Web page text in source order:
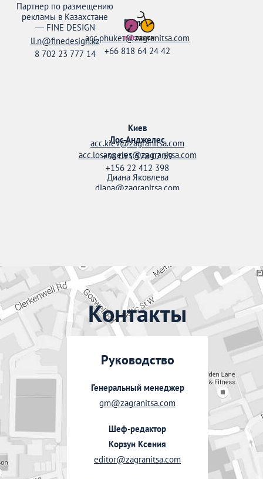
Партнер по размещению
рекламы в Казахстане
— FINE DESIGN
li.n@finedesign.kz
8 702 23 777 14
Пхукет
acc.phuket@zagranitsa.com
+66 818 64 24 42
Киев
acc.kiev@zagranitsa.com
+38 093 578 07 69
Диана Яковлева
diana@zagranitsa.com
Лос-Анджелес
acc.losangeles@zagranitsa.com
+156 22 412 398
Контакты
Руководство
Генеральный менеджер
gm@zagranitsa.com
Шеф-редактор
Корзун Ксения
editor@zagranitsa.com